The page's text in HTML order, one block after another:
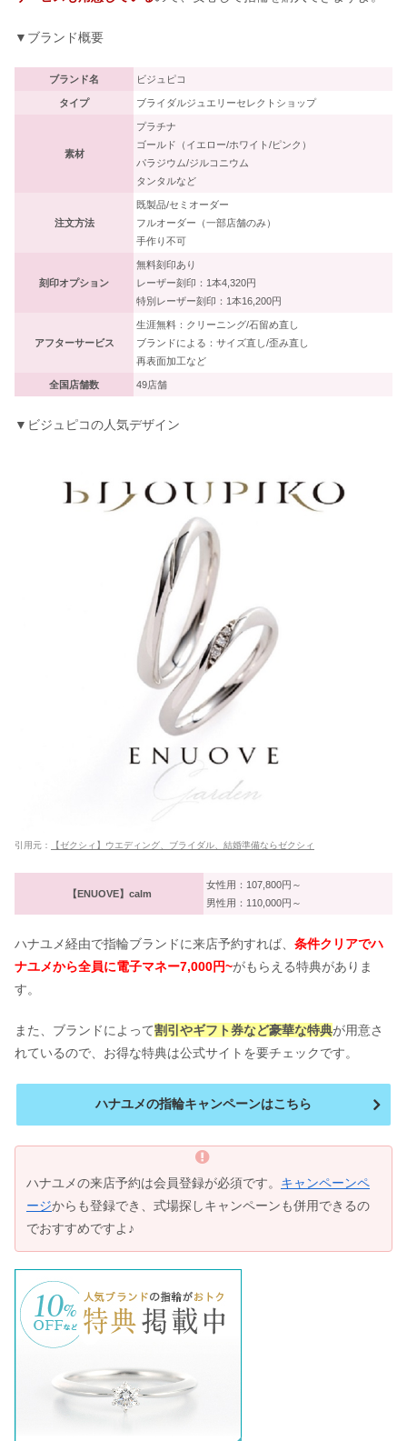
▼ブランド概要
ブランド名 ビジュピコ
タイプ ブライダルジュエリーセレクトショップ
素材
プラチナ
ゴールド（イエロー/ホワイト/ピンク）
パラジウム/ジルコニウム
タンタルなど
注文方法
既製品/セミオーダー
フルオーダー（一部店舗のみ）
手作り不可
刻印オプション
無料刻印あり
レーザー刻印：1本4,320円
特別レーザー刻印：1本16,200円
アフターサービス
生涯無料：クリーニング/石留め直し
ブランドによる：サイズ直し/歪み直し
再表面加工など
全国店舗数 49店舗
▼ビジュピコの人気デザイン
引用元： 【ゼクシィ】ウエディング、ブライダル、結婚準備ならゼクシィ
【ENUOVE】calm
女性用：107,800円～
男性用：110,000円～
ハナユメ経由で指輪ブランドに来店予約すれば、 条件クリアでハ
ナユメから全員に電子マネー7,000円~がもらえる特典がありま
す。
また、ブランドによって割引やギフト券など豪華な特典が用意さ
れているので、お得な特典は公式サイトを要チェックです。
ハナユメの指輪キャンペーンはこちら
ハナユメの来店予約は会員登録が必須です。 キャンペーンペ
ージからも登録でき、式場探しキャンペーンも併用できるの
でおすすめですよ♪